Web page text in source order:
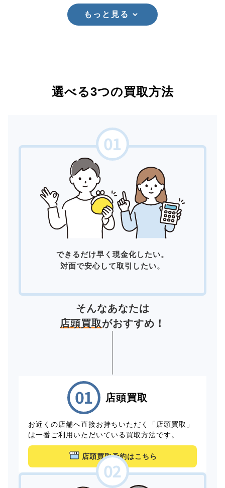
もっと見る
選べる3つの買取方法
できるだけ早く現金化したい。
対面で安心して取引したい。
そんなあなたは
店頭買取がおすすめ！
店頭買取
お近くの店舗へ直接お持ちいただく「店頭買取」
は一番ご利用いただいている買取方法です。
店頭買取予約はこちら